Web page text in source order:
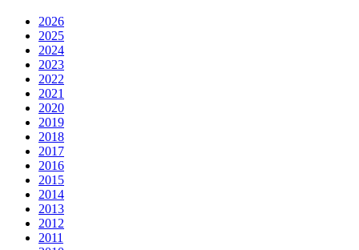
2026
2025
2024
2023
2022
2021
2020
2019
2018
2017
2016
2015
2014
2013
2012
2011